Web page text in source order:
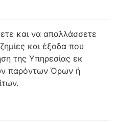
και να απαλλάσσετε
και έξοδα που
της Υπηρεσίας εκ
παρόντων Όρων ή